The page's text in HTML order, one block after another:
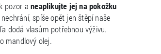
pozor aneaplikujte jej na pokožku
spíše opět jen štěpí naše
dodá vlasům potřebnou výživu.
mandlový olej.